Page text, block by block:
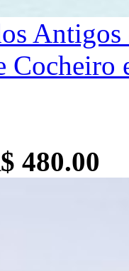
Cocheiro
480.00